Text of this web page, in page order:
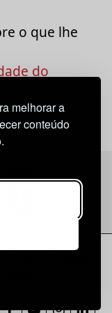
melhorar a
conteúdo
o que lhe
do